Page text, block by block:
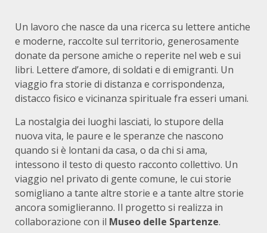
Un lavoro che nasce da una ricerca su lettere antiche
e moderne, raccolte sul territorio, generosamente
donate da persone amiche o reperite nel web e sui
libri. Lettere d’amore, di soldati e di emigranti. Un
viaggio fra storie di distanza e corrispondenza,
distacco fisico e vicinanza spirituale fra esseri umani.
La nostalgia dei luoghi lasciati, lo stupore della
nuova vita, le paure e le speranze che nascono
quando si è lontani da casa, o da chi si ama,
intessono il testo di questo racconto collettivo. Un
viaggio nel privato di gente comune, le cui storie
somigliano a tante altre storie e a tante altre storie
ancora somiglieranno. Il progetto si realizza in
collaborazione con il Museo delle Spartenze.